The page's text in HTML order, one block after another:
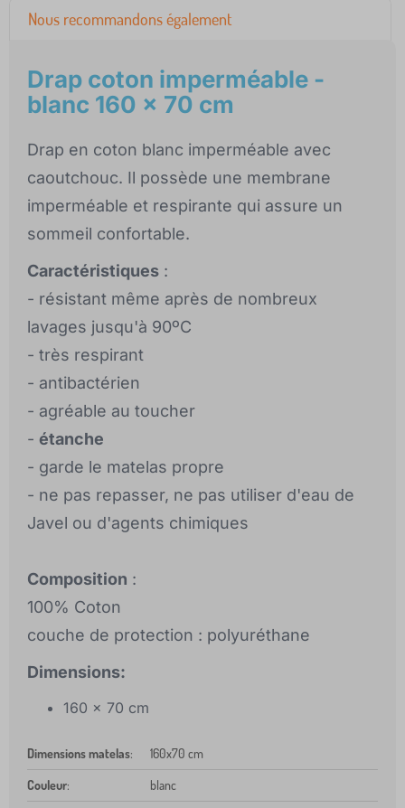
Nous recommandons également
Drap coton imperméable -
blanc 160 x 70 cm
Drap en coton blanc imperméable avec
caoutchouc. Il possède une membrane
imperméable et respirante qui assure un
sommeil confortable.
Caractéristiques :
- résistant même après de nombreux
lavages jusqu'à 90ºC
- très respirant
- antibactérien
- agréable au toucher
- étanche
- garde le matelas propre
- ne pas repasser, ne pas utiliser d'eau de
Javel ou d'agents chimiques
Composition :
100% Coton
couche de protection : polyuréthane
Dimensions:
160 x 70 cm
Dimensions matelas: 160x70 cm
Couleur: blanc